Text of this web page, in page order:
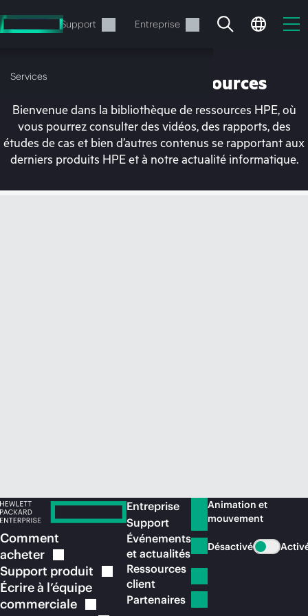
au
contenu
Support Entreprise
Services
Votre panier est
Bibliothèque de ressources
Bienvenue dans la bibliothèque de ressources HPE, où
vous pourrez consulter des vidéos, des rapports, des
études de cas et bien d’autres contenus se rapportant aux
derniers produits HPE et à notre actualité informatique.
Comment
acheter
Support produit
Écrire à l’équipe
commerciale
Entreprise
Support
Événements
et actualités
Ressources
client
Partenaires
Animation et
mouvement
Désactivé